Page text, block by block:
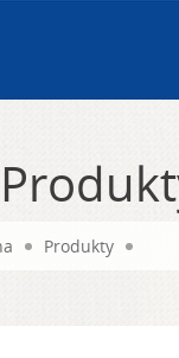
Produkty